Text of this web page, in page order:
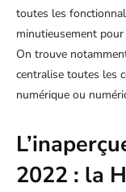
toutes les
minutieusement
On trouve
centralise toutes les
numérique ou
2022 : la